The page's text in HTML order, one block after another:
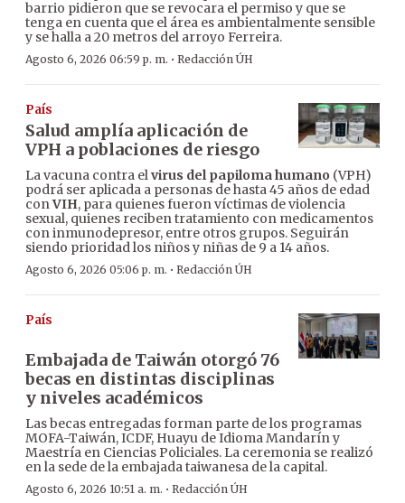
barrio pidieron que se revocara el permiso y que se
tenga en cuenta que el área es ambientalmente sensible
y se halla a 20 metros del arroyo Ferreira.
Agosto 6, 2026 06:59 p. m. · Redacción ÚH
País
Salud amplía aplicación de
VPH a poblaciones de riesgo
La vacuna contra elvirus del papiloma humano (VPH)
podrá ser aplicada a personas de hasta 45 años de edad
conVIH, para quienes fueron víctimas de violencia
sexual, quienes reciben tratamiento con medicamentos
con inmunodepresor, entre otros grupos. Seguirán
siendo prioridad los niños y niñas de 9 a 14 años.
Agosto 6, 2026 05:06 p. m. · Redacción ÚH
País
Embajada de Taiwán otorgó 76
becas en distintas disciplinas
y niveles académicos
Las becas entregadas forman parte de los programas
MOFA-Taiwán, ICDF, Huayu de Idioma Mandarín y
Maestría en Ciencias Policiales. La ceremonia se realizó
en la sede de la embajada taiwanesa de la capital.
Agosto 6, 2026 10:51 a. m. · Redacción ÚH